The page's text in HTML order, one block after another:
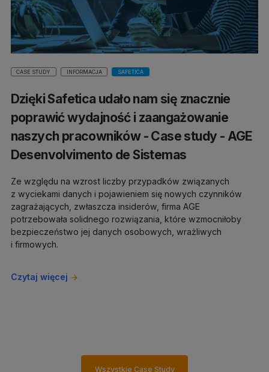
Dzięki Safetica udało nam się znacznie
poprawić wydajność i zaangażowanie
naszych pracowników - Case study - AGE
Desenvolvimento de Sistemas
Ze względu na wzrost liczby przypadków związanych
z wyciekami danych i pojawieniem się nowych czynników
zagrażających, zwłaszcza insiderów, firma AGE
potrzebowała solidnego rozwiązania, które wzmocniłoby
bezpieczeństwo jej danych osobowych, wrażliwych
i firmowych.
CASE STUDY INFORMACJA SAFETICA
Czytaj więcej
Wszystkie Case Study